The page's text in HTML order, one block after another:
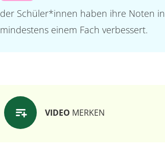
der Schüler*innen haben ihre Noten in
mindestens einem Fach verbessert.
VIDEO MERKEN